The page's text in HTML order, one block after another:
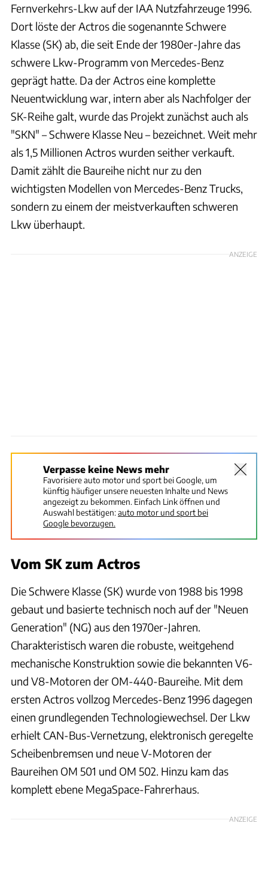
Fernverkehrs-Lkw auf der IAA Nutzfahrzeuge 1996.
Dort löste der Actros die sogenannte Schwere
Klasse (SK) ab, die seit Ende der 1980er-Jahre das
schwere Lkw-Programm von Mercedes-Benz
geprägt hatte. Da der Actros eine komplette
Neuentwicklung war, intern aber als Nachfolger der
SK-Reihe galt, wurde das Projekt zunächst auch als
"SKN" – Schwere Klasse Neu – bezeichnet. Weit mehr
als 1,5 Millionen Actros wurden seither verkauft.
Damit zählt die Baureihe nicht nur zu den
wichtigsten Modellen von Mercedes-Benz Trucks,
sondern zu einem der meistverkauften schweren
Lkw überhaupt.
ANZEIGE
Verpasse keine News mehr
Favorisiere auto motor und sport bei Google, um
künftig häufiger unsere neuesten Inhalte und News
angezeigt zu bekommen. Einfach Link öffnen und
Auswahl bestätigen:auto motor und sport bei
Google bevorzugen.
Vom SK zum Actros
Die Schwere Klasse (SK) wurde von 1988 bis 1998
gebaut und basierte technisch noch auf der "Neuen
Generation" (NG) aus den 1970er-Jahren.
Charakteristisch waren die robuste, weitgehend
mechanische Konstruktion sowie die bekannten V6-
und V8-Motoren der OM-440-Baureihe. Mit dem
ersten Actros vollzog Mercedes-Benz 1996 dagegen
einen grundlegenden Technologiewechsel. Der Lkw
erhielt CAN-Bus-Vernetzung, elektronisch geregelte
Scheibenbremsen und neue V-Motoren der
Baureihen OM 501 und OM 502. Hinzu kam das
komplett ebene MegaSpace-Fahrerhaus.
ANZEIGE